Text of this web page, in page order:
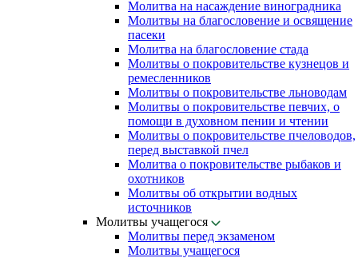
Молитва на насаждение виноградника
Молитвы на благословение и освящение
пасеки
Молитва на благословение стада
Молитвы о покровительстве кузнецов и
ремесленников
Молитвы о покровительстве льноводам
Молитвы о покровительстве певчих, о
помощи в духовном пении и чтении
Молитвы о покровительстве пчеловодов,
перед выставкой пчел
Молитва о покровительстве рыбаков и
охотников
Молитвы об открытии водных
источников
Молитвы учащегося
Молитвы перед экзаменом
Молитвы учащегося